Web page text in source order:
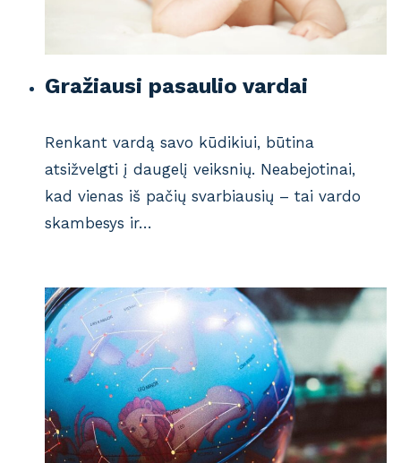
Gražiausi pasaulio vardai
Renkant vardą savo kūdikiui, būtina
atsižvelgti į daugelį veiksnių. Neabejotinai,
kad vienas iš pačių svarbiausių – tai vardo
skambesys ir…